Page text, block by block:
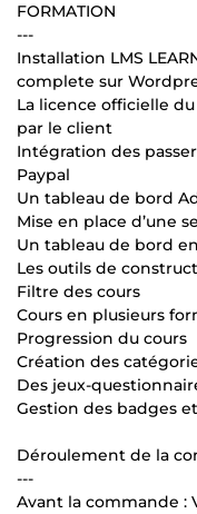
FORMATION
---
Installation LMS
complete sur
La licence officielle
par le client
Intégration des
Paypal
Un tableau de bord
Mise en place d’une
Un tableau de bord
Les outils de
Filtre des cours
Cours en plusieurs
Progression du cours
Création des
Des jeux-
Gestion des badges
Déroulement de la
---
Avant la commande :